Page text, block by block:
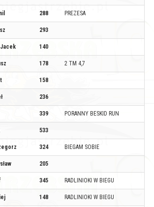
288 PREZESA
293
Jacek 140
178 2 TM 4,7
158
236
339 PORANNY BESKID RUN
533
324 BIEGAM SOBIE
205
345 RADLINIOKI W BIEGU
148 RADLINIOKI W BIEGU